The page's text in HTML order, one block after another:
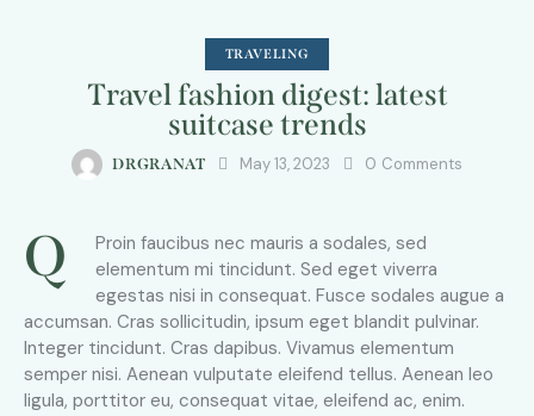
TRAVELING
Travel fashion digest: latest
suitcase trends
DRGRANAT May 13, 2023 0 Comments
Q
Proin faucibus nec mauris a sodales, sed
elementum mi tincidunt. Sed eget viverra
egestas nisi in consequat. Fusce sodales augue a
accumsan. Cras sollicitudin, ipsum eget blandit pulvinar.
Integer tincidunt. Cras dapibus. Vivamus elementum
semper nisi. Aenean vulputate eleifend tellus. Aenean leo
ligula, porttitor eu, consequat vitae, eleifend ac, enim.